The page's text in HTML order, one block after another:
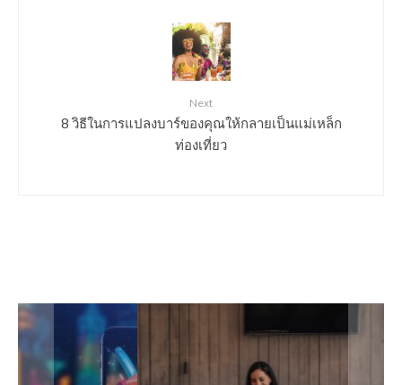
Next
8 วิธีในการแปลงบาร์ของคุณให้กลายเป็นแม่เหล็ก
ท่องเที่ยว